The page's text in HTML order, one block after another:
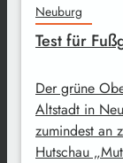
Neuburg
Test für
Der grüne
Altstadt in
zumindest an
Hutschau